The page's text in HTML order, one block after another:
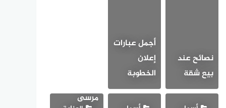
نصائح عند
بيع شقة
أجمل عبارات
إعلان
الخطوبة
مرسى